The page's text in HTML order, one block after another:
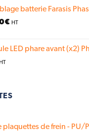
batterie Farasis
€ HT
LED phare avant (x2)
HT
plaquettes de frein - PU/